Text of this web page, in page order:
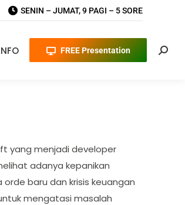
SENIN – JUMAT, 9 PAGI – 5 SORE
FREE Presentation
yang menjadi developer
adanya kepanikan
baru dan krisis keuangan
mengatasi masalah